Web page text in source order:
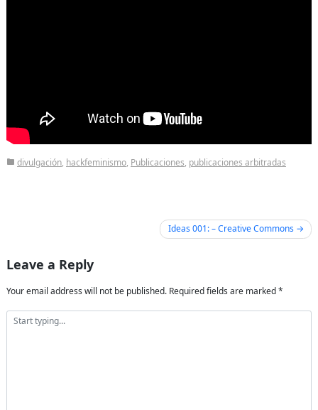
divulgación, hackfeminismo, Publicaciones, publicaciones arbitradas
Ideas 001: – Creative Commons
Leave a Reply
Your email address will not be published. Required fields are marked*